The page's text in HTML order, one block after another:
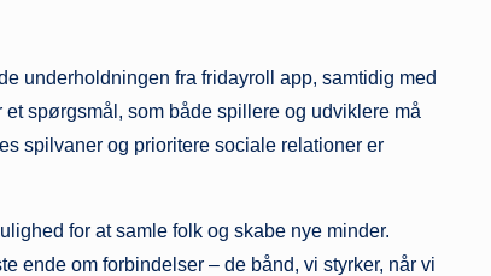
underholdningen fra fridayroll app, samtidig med
spørgsmål, som både spillere og udviklere må
spilvaner og prioritere sociale relationer er
for at samle folk og skabe nye minder.
ende om forbindelser – de bånd, vi styrker, når vi